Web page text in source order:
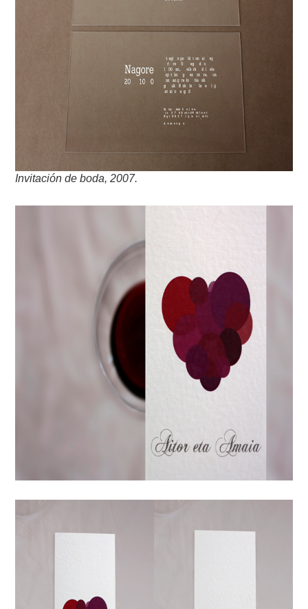
Invitación de boda, 2007.